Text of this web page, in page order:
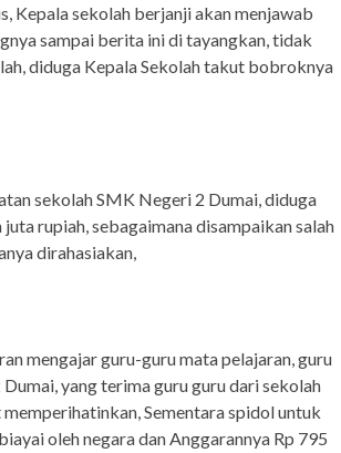
Kepala sekolah berjanji akan menjawab
sampai berita ini di tayangkan, tidak
diduga Kepala Sekolah takut bobroknya
sekolah SMK Negeri 2 Dumai, diduga
rupiah, sebagaimana disampaikan salah
dirahasiakan,
mengajar guru-guru mata pelajaran, guru
yang terima guru guru dari sekolah
Sementara spidol untuk
oleh negara dan Anggarannya Rp 795